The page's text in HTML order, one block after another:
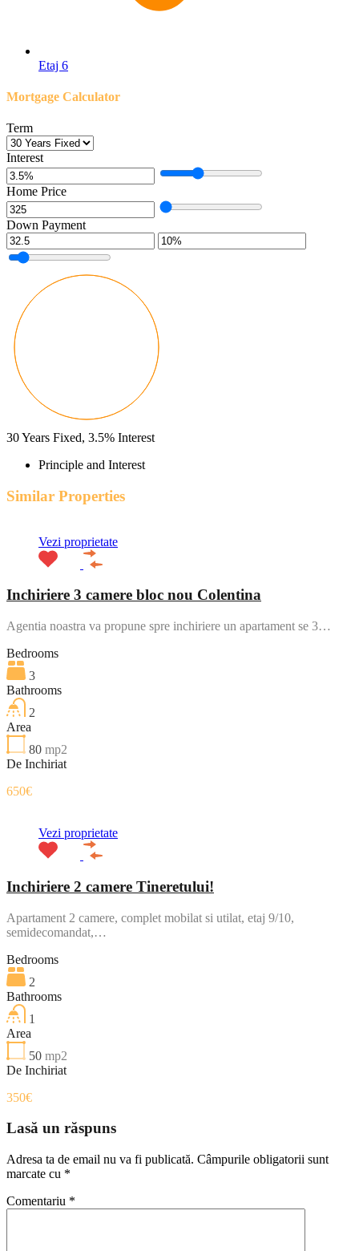
Etaj 6
Mortgage Calculator
Term
Interest
Home Price
Down Payment
30Years Fixed, 3.5% Interest
Principle and Interest
Similar Properties
Vezi proprietate
Inchiriere 3 camere bloc nou Colentina
Agentia noastra va propune spre inchiriere un apartament se 3…
Bedrooms
3
Bathrooms
2
Area
80 mp2
De Inchiriat
650€
Vezi proprietate
Inchiriere 2 camere Tineretului!
Apartament 2 camere, complet mobilat si utilat, etaj 9/10,
semidecomandat,…
Bedrooms
2
Bathrooms
1
Area
50 mp2
De Inchiriat
350€
Lasă un răspuns
Adresa ta de email nu va fi publicată. Câmpurile obligatorii sunt
marcate cu *
Comentariu *